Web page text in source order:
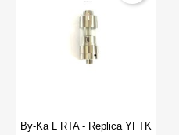
Anteprima
By-Ka L RTA - Replica YFTK